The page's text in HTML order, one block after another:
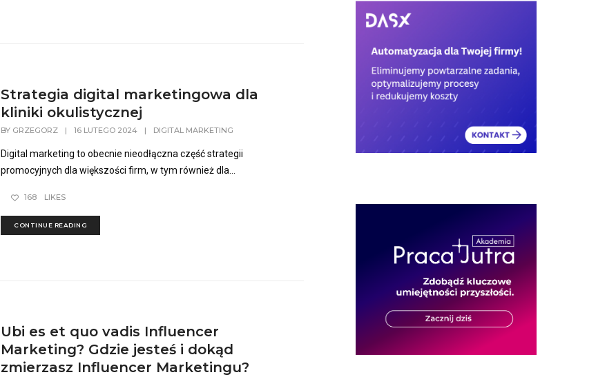
Strategia digital marketingowa dla
kliniki okulistycznej
BY GRZEGORZ | 16 LUTEGO 2024 | DIGITAL MARKETING
Digital marketing to obecnie nieodłączna część strategii
promocyjnych dla większości firm, w tym również dla...
168 LIKES
CONTINUE READING
Ubi es et quo vadis Influencer
Marketing? Gdzie jesteś i dokąd
zmierzasz Influencer Marketingu?